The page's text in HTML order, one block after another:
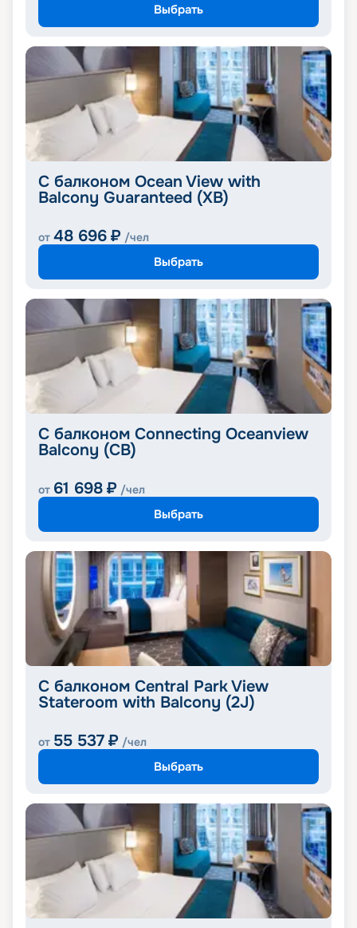
Выбрать
С балконом Ocean View with
Balcony Guaranteed (XB)
от 48 696 ₽ /чел
Выбрать
С балконом Connecting Oceanview
Balcony (CB)
от 61 698 ₽ /чел
Выбрать
С балконом Central Park View
Stateroom with Balcony (2J)
от 55 537 ₽ /чел
Выбрать